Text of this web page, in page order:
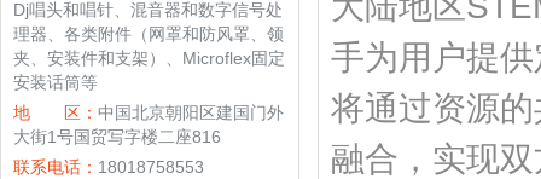
Dj唱头和唱针、混音器和数字信号处
理器、各类附件（网罩和防风罩、领
夹、安装件和支架）、Microflex固定
安装话筒等
地 区： 中国北京朝阳区建国门外
大街1号国贸写字楼二座816
联系电话： 18018758553
手为用户提
将通过资源
融合，实现